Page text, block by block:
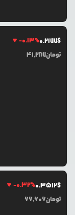
-0.13%0.2177$
41,287تومان
-0.32%0.3512$
66,606تومان